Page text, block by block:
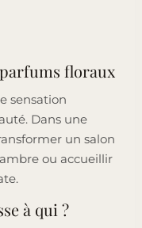
floraux
sensation
Dans une
un salon
ou accueillir
à qui ?